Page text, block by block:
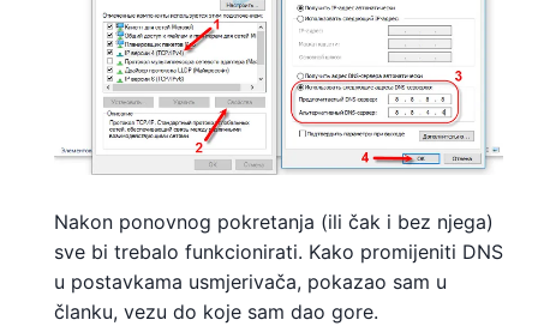
Nakon ponovnog pokretanja (ili čak i bez njega)
sve bi trebalo funkcionirati. Kako promijeniti DNS
u postavkama usmjerivača, pokazao sam u
članku, vezu do koje sam dao gore.